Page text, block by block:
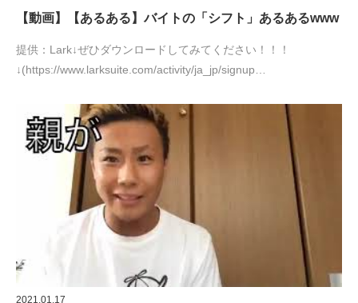
【動画】【あるある】バイトの「シフト」あるあるwww
提供：Lark↓ぜひダウンロードしてみてください！！！
↓(https://www.larksuite.com/activity/ja_jp/signup…
2021.01.17